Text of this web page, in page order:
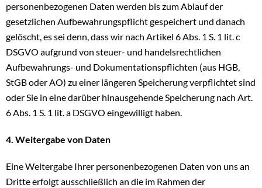
personenbezogenen Daten werden bis zum Ablauf der
gesetzlichen Aufbewahrungspflicht gespeichert und danach
gelöscht, es sei denn, dass wir nach Artikel 6 Abs. 1 S. 1 lit. c
DSGVO aufgrund von steuer- und handelsrechtlichen
Aufbewahrungs- und Dokumentationspflichten (aus HGB,
StGB oder AO) zu einer längeren Speicherung verpflichtet sind
oder Sie in eine darüber hinausgehende Speicherung nach Art.
6 Abs. 1 S. 1 lit. a DSGVO eingewilligt haben.
4. Weitergabe von Daten
Eine Weitergabe Ihrer personenbezogenen Daten von uns an
Dritte erfolgt ausschließlich an die im Rahmen der